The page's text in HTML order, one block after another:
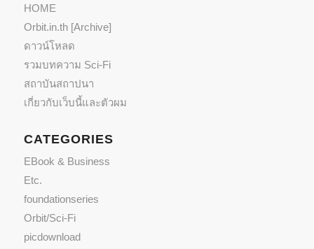
HOME
Orbit.in.th [Archive]
ดาวน์โหลด
รวมบทความ Sci-Fi
สถาบันสถาปนา
เกี่ยวกับเว็บนี้และตัวผม
CATEGORIES
EBook & Business
Etc.
foundationseries
Orbit/Sci-Fi
picdownload